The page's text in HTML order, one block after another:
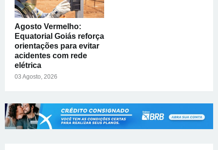
Agosto Vermelho:
Equatorial Goiás reforça
orientações para evitar
acidentes com rede
elétrica
03 Agosto, 2026